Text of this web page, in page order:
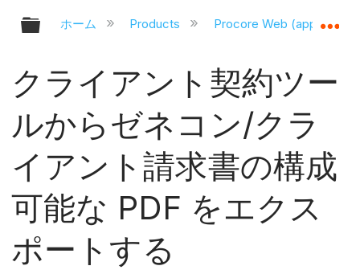
グローバル階層を展開/折りたたむ
ホーム Products Procore Web
クライアント契約ツー
ルからゼネコン/クラ
イアント請求書の構成
可能な PDF をエクス
ポートする